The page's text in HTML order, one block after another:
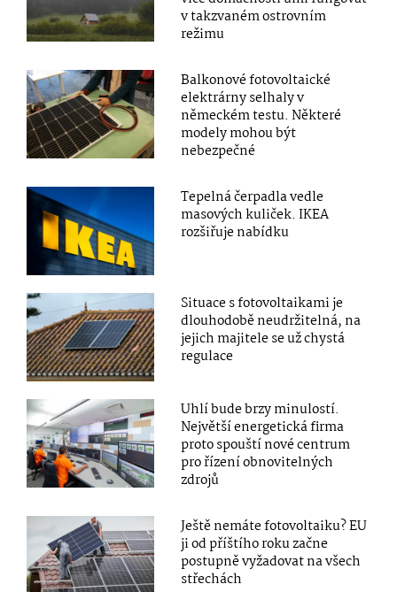
v takzvaném ostrovním
režimu
Balkonové fotovoltaické
elektrárny selhaly v
německém testu. Některé
modely mohou být
nebezpečné
Tepelná čerpadla vedle
masových kuliček. IKEA
rozšiřuje nabídku
Situace s fotovoltaikami je
dlouhodobě neudržitelná, na
jejich majitele se už chystá
regulace
Uhlí bude brzy minulostí.
Největší energetická firma
proto spouští nové centrum
pro řízení obnovitelných
zdrojů
Ještě nemáte fotovoltaiku? EU
ji od příštího roku začne
postupně vyžadovat na všech
střechách